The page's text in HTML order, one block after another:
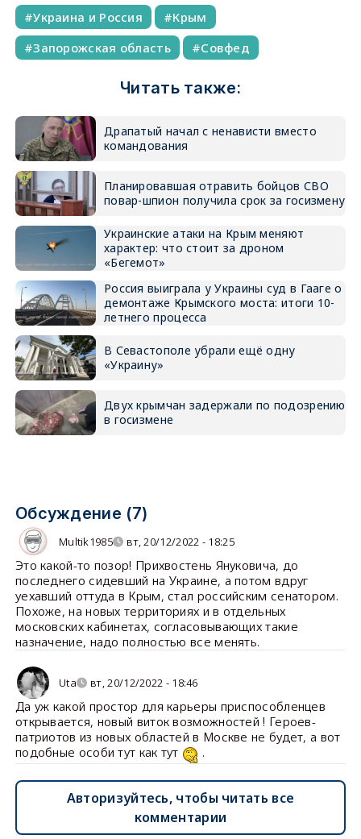
Украина и Россия
Крым
Запорожская область
Совфед
Читать также:
Драпатый начал с ненависти вместо
командования
Планировавшая отравить бойцов СВО
повар-шпион получила срок за госизмену
Украинские атаки на Крым меняют
характер: что стоит за дроном
«Бегемот»
Россия выиграла у Украины суд в Гааге о
демонтаже Крымского моста: итоги 10-
летнего процесса
В Севастополе убрали ещё одну
«Украину»
Двух крымчан задержали по подозрению
в госизмене
Обсуждение (7)
Multik1985 вт, 20/12/2022 - 18:25
Это какой-то позор! Прихвостень Януковича, до
последнего сидевший на Украине, а потом вдруг
уехавший оттуда в Крым, стал российским сенатором.
Похоже, на новых территориях и в отдельных
московских кабинетах, согласовывающих такие
назначение, надо полностью все менять.
Uta вт, 20/12/2022 - 18:46
Да уж какой простор для карьеры приспособленцев
открывается, новый виток возможностей ! Героев-
патриотов из новых областей в Москве не будет, а вот
подобные особи тут как тут
.
Авторизуйтесь, чтобы читать все
комментарии